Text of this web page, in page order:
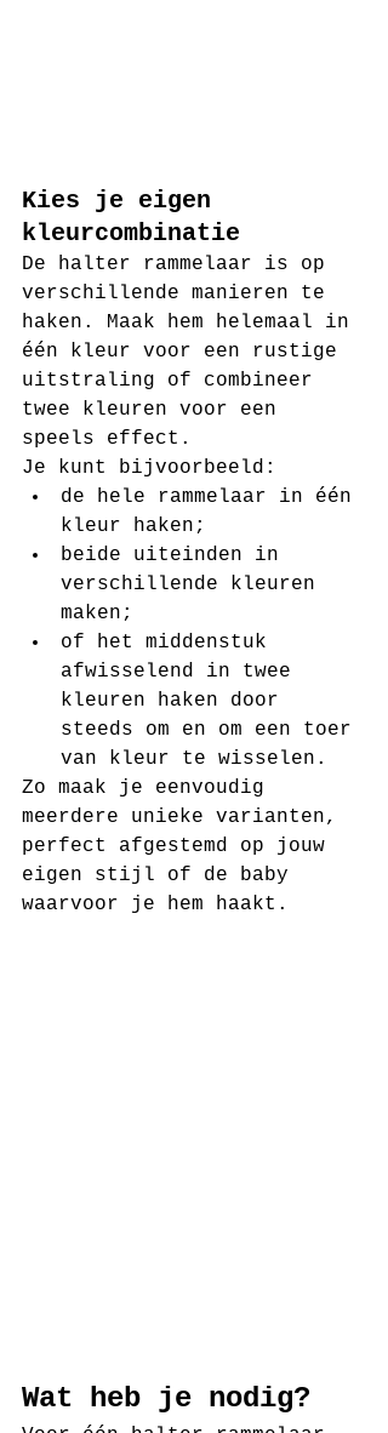
Kies je eigen
kleurcombinatie
De halter rammelaar is op
verschillende manieren te
haken. Maak hem helemaal in
één kleur voor een rustige
uitstraling of combineer
twee kleuren voor een
speels effect.
Je kunt bijvoorbeeld:
de hele rammelaar in één
kleur haken;
beide uiteinden in
verschillende kleuren
maken;
of het middenstuk
afwisselend in twee
kleuren haken door
steeds om en om een toer
van kleur te wisselen.
Zo maak je eenvoudig
meerdere unieke varianten,
perfect afgestemd op jouw
eigen stijl of de baby
waarvoor je hem haakt.
Wat heb je nodig?